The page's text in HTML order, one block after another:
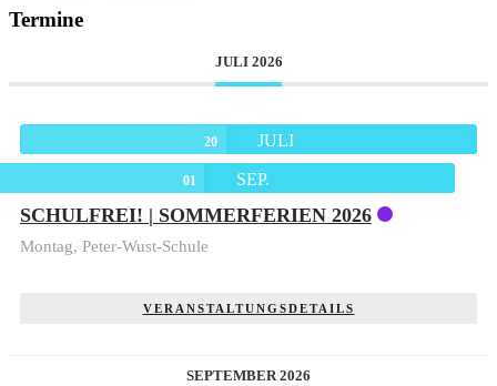
Termine
JULI 2026
20 JULI
01 SEP.
SCHULFREI! | SOMMERFERIEN 2026
Montag, Peter-Wust-Schule
VERANSTALTUNGSDETAILS
SEPTEMBER 2026